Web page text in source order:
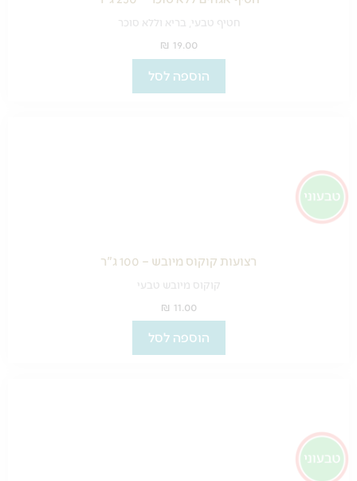
חטיף טבעי, בריא וללא סוכר
₪ 19.00
הוספה לסל
רצועות קוקוס מיובש – 100 ג"ר
קוקוס מיובש טבעי
₪ 11.00
הוספה לסל